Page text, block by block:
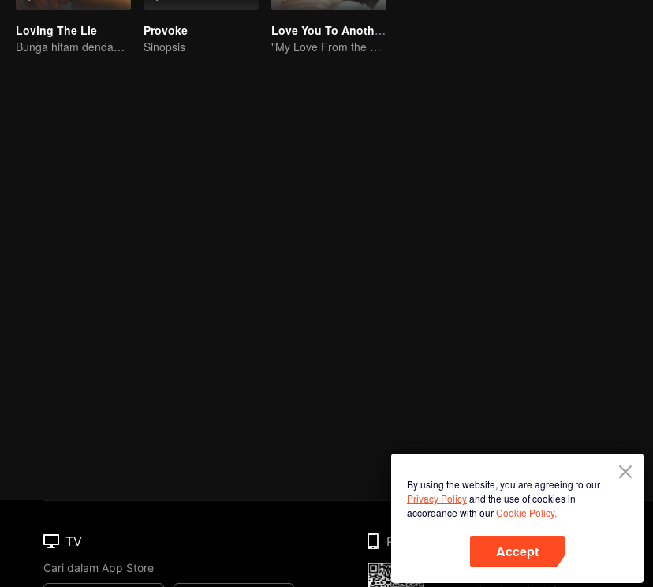
Loving The Lie
Bunga hitam dendam terperangkap cinta dengan pewaris nakal
Provoke
Sinopsis
Love You To Another Star
"My Love From the Star" versi pendek
By using the website, you are agreeing to our
Privacy Policyand the use of cookies in
accordance with ourCookie Policy.
Accept
TV
Cari dalam App Store
Phone